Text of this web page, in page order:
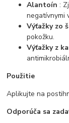
Alantoín :
negatívnymi
Výťažky zo
pokožku.
Výťažky z
Použitie
Aplikujte na
Odporúča sa